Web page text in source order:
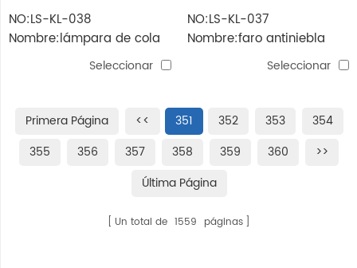
NO:LS-KL-038
Nombre:lámpara de cola
Seleccionar
NO:LS-KL-037
Nombre:faro antiniebla
Seleccionar
Primera Página << 351 352 353
354
355
356 357 358 359 360
>>
Última Página
Un total de 1559 páginas